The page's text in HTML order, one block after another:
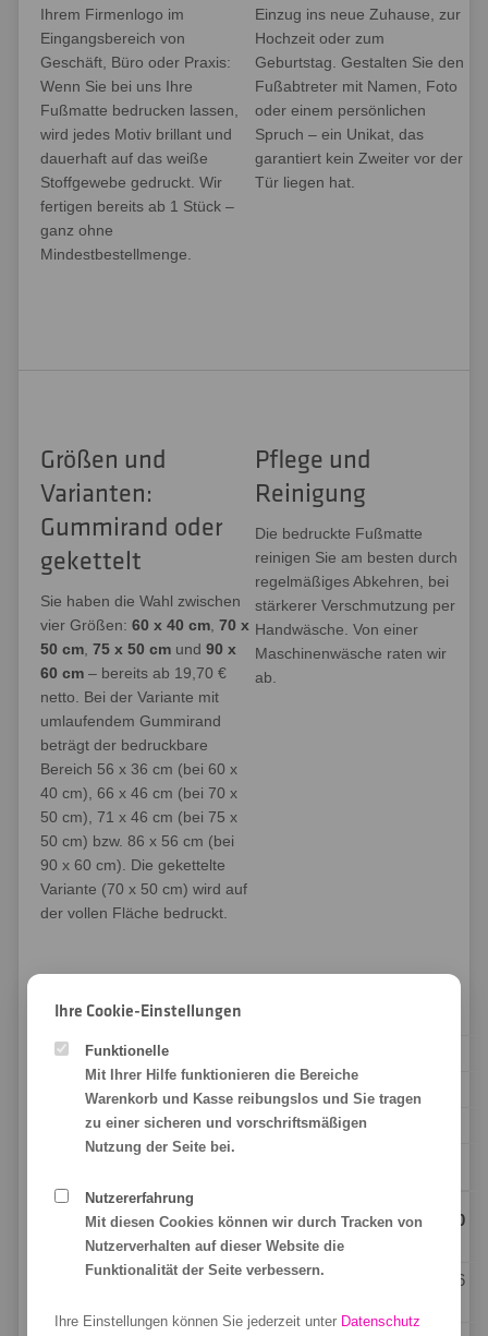
Ihrem Firmenlogo im
Eingangsbereich von
Geschäft, Büro oder Praxis:
Wenn Sie bei uns Ihre
Fußmatte bedrucken lassen,
wird jedes Motiv brillant und
dauerhaft auf das weiße
Stoffgewebe gedruckt. Wir
fertigen bereits ab 1 Stück –
ganz ohne
Mindestbestellmenge.
Einzug ins neue Zuhause, zur
Hochzeit oder zum
Geburtstag. Gestalten Sie den
Fußabtreter mit Namen, Foto
oder einem persönlichen
Spruch – ein Unikat, das
garantiert kein Zweiter vor der
Tür liegen hat.
Größen und
Varianten:
Gummirand oder
gekettelt
Sie haben die Wahl zwischen
vier Größen: 60 x 40 cm 70 x
50 cm 75 x 50 cm und 90 x
60 cm – bereits ab 19,70 €
netto. Bei der Variante mit
umlaufendem Gummirand
beträgt der bedruckbare
Bereich 56 x 36 cm (bei 60 x
40 cm), 66 x 46 cm (bei 70 x
50 cm), 71 x 46 cm (bei 75 x
50 cm) bzw. 86 x 56 cm (bei
90 x 60 cm). Die gekettelte
Variante (70 x 50 cm) wird auf
der vollen Fläche bedruckt.
Pflege und
Reinigung
Die bedruckte Fußmatte
reinigen Sie am besten durch
regelmäßiges Abkehren, bei
stärkerer Verschmutzung per
Handwäsche. Von einer
Maschinenwäsche raten wir
ab.
Produktbezeichnung
Grundfarbe
Oberfläche
Stoffgewebe
2 cm umlaufender Gummirand
Größe
60 x 40
cm
75 x 50
cm
90 x 60
Druckbereich
56 x 36
86 x 56
Ihre Cookie-Einstellungen
Funktionelle
Mit Ihrer Hilfe funktionieren die Bereiche
Warenkorb und Kasse reibungslos und Sie tragen
zu einer sicheren und vorschriftsmäßigen
Nutzung der Seite bei.
Nutzererfahrung
Mit diesen Cookies können wir durch Tracken von
Nutzerverhalten auf dieser Website die
Funktionalität der Seite verbessern.
Ihre Einstellungen können Sie jederzeit unter Datenschutz